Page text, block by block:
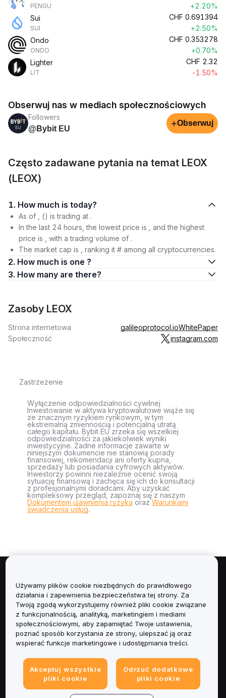
PENGU
+2.20%
Sui
SUI
CHF 0.691394
+2.50%
Ondo
ONDO
CHF 0.353278
+0.70%
Lighter
LIT
CHF 2.32
-1.50%
Obserwuj nas w mediach społecznościowych
Followers
@Bybit EU
+Obserwuj
Często zadawane pytania na temat LEOX
(LEOX)
1. How much is today?
As of , () is trading at .
In the last 24 hours, the lowest price is , and the highest
price is , with a trading volume of .
The market cap is , ranking it # among all cryptocurrencies.
2. How much is one ?
3. How many are there?
Zasoby LEOX
Strona internetowa galileoprotocol.ioWhitePaper
Społeczność
instagram.com
Zastrzeżenie
Wyłączenie odpowiedzialności cywilnej
Inwestowanie w aktywa kryptowalutowe wiąże się
ze znacznym ryzykiem rynkowym, w tym
ekstremalną zmiennością i potencjalną utratą
całego kapitału. Bybit EU zrzeka się wszelkiej
odpowiedzialności za jakiekolwiek wyniki
inwestycyjne. Żadne informacje zawarte w
niniejszym dokumencie nie stanowią porady
finansowej, rekomendacji ani oferty kupna,
sprzedaży lub posiadania cyfrowych aktywów.
Inwestorzy powinni niezależnie ocenić swoją
sytuację finansową i zachęca się ich do konsultacji
z profesjonalnymi doradcami. Aby uzyskać
kompleksowy przegląd, zapoznaj się z naszym
Dokumentem ujawnienia ryzyka orazWarunkami
świadczenia usług.
Informacje
Usługi
Obsługa Klienta
Informacje prawne
Używamy plików cookie niezbędnych do prawidłowego
działania i zapewnienia bezpieczeństwa tej strony. Za
Twoją zgodą wykorzystujemy również pliki cookie związane
z funkcjonalnością, analityką, marketingiem i mediami
społecznościowymi, aby zapamiętać Twoje ustawienia,
poznać sposób korzystania ze strony, ulepszać ją oraz
wspierać funkcje marketingowe i udostępniania treści.
Akceptuj wszystkie
pliki cookie
Odrzuć dodatkowe
pliki cookie